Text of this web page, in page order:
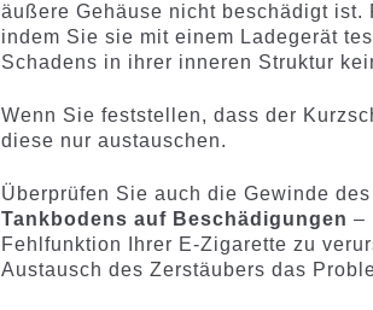
äußere Gehäuse nicht beschädigt
indem Sie sie mit einem Ladegerät
Schadens in ihrer inneren Struktur
Wenn Sie feststellen, dass der
diese nur austauschen.
Überprüfen Sie auch die Gewinde
Tankbodens auf Beschädigungen –
Fehlfunktion Ihrer E-Zigarette zu
Austausch des Zerstäubers das